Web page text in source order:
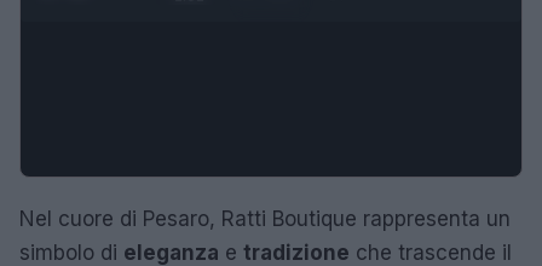
Nel cuore di Pesaro, Ratti Boutique rappresenta un
simbolo di eleganza e tradizione che trascende il